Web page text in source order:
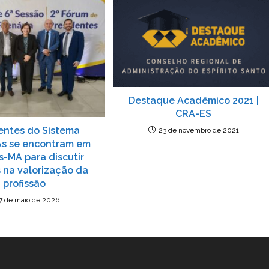
do Sistema
se encontram em
MA para discutir
na valorização da
profissão
de maio de 2026
Destaque Acadêmico 2021 |
CRA-ES
23 de novembro de 2021